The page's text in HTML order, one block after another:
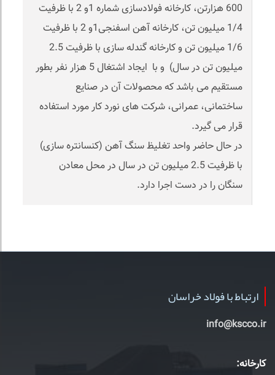
600 هزارتن، کارخانه فولادسازی شماره 1و 2 با ظرفیت
1/4 میلیون تن، کارخانه آهن اسفنجی1و 2 با ظرفیت
1/6 میلیون تن و کارخانه گندله سازی با ظرفیت 2.5
میلیون تن در سال) و با ایجاد اشتغال 5 هزار نفر بطور
مستقیم می باشد که محصولات آن در صنایع
ساختمانی، عمرانی، شرکت های نورد کار مورد استفاده
قرار می گیرد.
در حال حاضر واحد تغلیظ سنگ آهن (کنسانتره سازی)
با ظرفیت 2.5 میلیون تن در سال در محل معادن
سنگان را در دست اجرا دارد.
ارتباط با فولاد خراسان
info@kscco.ir
کارخانه: